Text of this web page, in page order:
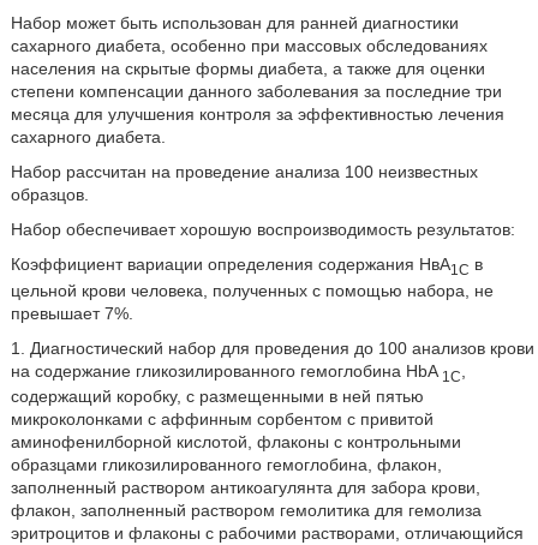
Набор может быть использован для ранней диагностики
сахарного диабета, особенно при массовых обследованиях
населения на скрытые формы диабета, а также для оценки
степени компенсации данного заболевания за последние три
месяца для улучшения контроля за эффективностью лечения
сахарного диабета.
Набор рассчитан на проведение анализа 100 неизвестных
образцов.
Набор обеспечивает хорошую воспроизводимость результатов:
Коэффициент вариации определения содержания НвА1C в
цельной крови человека, полученных с помощью набора, не
превышает 7%.
1. Диагностический набор для проведения до 100 анализов крови
на содержание гликозилированного гемоглобина HbA1C
содержащий коробку, с размещенными в ней пятью
микроколонками с аффинным сорбентом с привитой
аминофенилборной кислотой, флаконы с контрольными
образцами гликозилированного гемоглобина, флакон,
заполненный раствором антикоагулянта для забора крови,
флакон, заполненный раствором гемолитика для гемолиза
эритроцитов и флаконы с рабочими растворами, отличающийся